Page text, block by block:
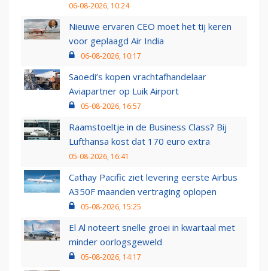
06-08-2026, 10:24
Nieuwe ervaren CEO moet het tij keren
voor geplaagd Air India
06-08-2026, 10:17
Saoedi’s kopen vrachtafhandelaar
Aviapartner op Luik Airport
05-08-2026, 16:57
Raamstoeltje in de Business Class? Bij
Lufthansa kost dat 170 euro extra
05-08-2026, 16:41
Cathay Pacific ziet levering eerste Airbus
A350F maanden vertraging oplopen
05-08-2026, 15:25
El Al noteert snelle groei in kwartaal met
minder oorlogsgeweld
05-08-2026, 14:17